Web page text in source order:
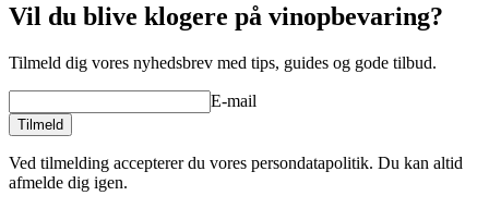
Vil du blive klogere på vinopbevaring?
Tilmeld dig vores nyhedsbrev med tips, guides og gode tilbud.
E-mail
Tilmeld
Ved tilmelding accepterer du vores persondatapolitik. Du kan altid
afmelde dig igen.